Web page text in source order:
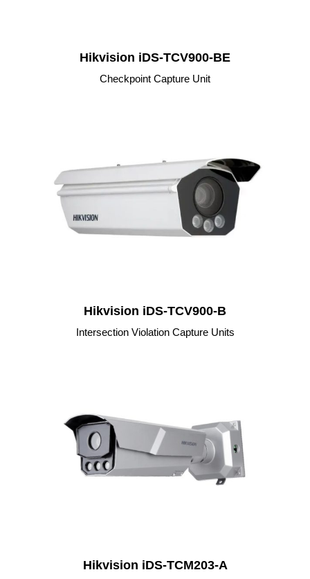
Hikvision iDS-TCV900-BE
Checkpoint Capture Unit
Hikvision iDS-TCV900-B
Intersection Violation Capture Units
Hikvision iDS-TCM203-A